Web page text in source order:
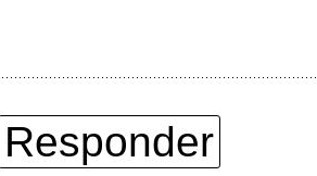
Responder